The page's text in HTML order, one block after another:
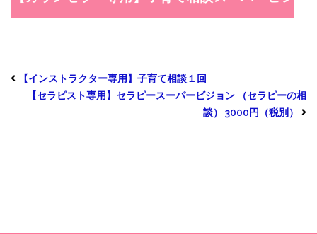
【インストラクター専用】子育て相談１回
【セラピスト専用】セラピースーパービジョン （セラピーの相
談） 3000円（税別）